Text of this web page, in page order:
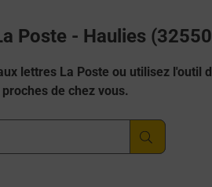
Poste - Haulies
lettres La Poste ou utilisez l'outil
de chez vous.